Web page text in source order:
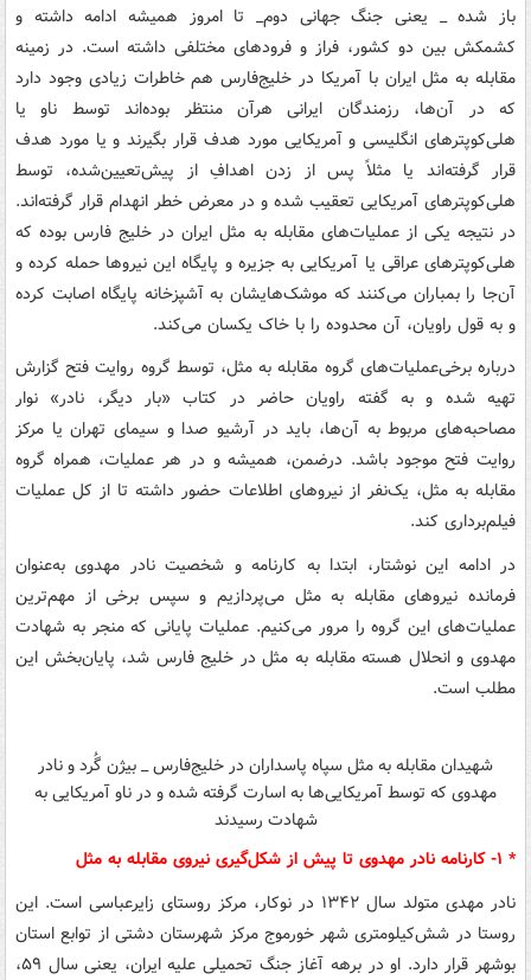
باز شده _ یعنی جنگ جهانی دوم_ تا امروز همیشه ادامه داشته و
کشمکش بین دو کشور، فراز و فرودهای مختلفی داشته است. در زمینه
مقابله به مثل ایران با آمریکا در خلیج‌فارس هم خاطرات زیادی وجود دارد
که در آن‌ها، رزمندگان ایرانی هرآن منتظر بوده‌اند توسط ناو یا
هلی‌کوپترهای انگلیسی و آمریکایی مورد هدف قرار بگیرند و یا مورد هدف
قرار گرفته‌اند یا مثلاً پس از زدن اهدافِ از پیش‌تعیین‌شده، توسط
هلی‌کوپترهای آمریکایی تعقیب شده و در معرض خطر انهدام قرار گرفته‌اند.
در نتیجه یکی از عملیات‌های مقابله به مثل ایران در خلیج فارس بوده که
هلی‌کوپترهای عراقی یا آمریکایی به جزیره و پایگاه این نیروها حمله کرده و
آن‌جا را بمباران می‌کنند که موشک‌هایشان به آشپزخانه پایگاه اصابت کرده
و به قول راویان، آن محدوده را با خاک یکسان می‌کند.
درباره برخی‌عملیات‌های گروه مقابله به مثل، توسط گروه روایت فتح گزارش
تهیه شده و به گفته راویان حاضر در کتاب «بار دیگر، نادر» نوار
مصاحبه‌های مربوط به آن‌ها، باید در آرشیو صدا و سیمای تهران یا مرکز
روایت فتح موجود باشد. درضمن، همیشه و در هر عملیات، همراه گروه
مقابله به مثل، یک‌نفر از نیروهای اطلاعات حضور داشته تا از کل عملیات
فیلم‌برداری کند.
در ادامه این نوشتار، ابتدا به کارنامه و شخصیت نادر مهدوی به‌عنوان
فرمانده نیروهای مقابله به مثل می‌پردازیم و سپس برخی از مهم‌ترین
عملیات‌های این گروه را مرور می‌کنیم. عملیات پایانی که منجر به شهادت
مهدوی و انحلال هسته مقابله به مثل در خلیج فارس شد، پایان‌بخش این
مطلب است.
شهیدان مقابله به مثل سپاه پاسداران در خلیج‌فارس _ بیژن گُرد و نادر
مهدوی که توسط آمریکایی‌ها به اسارت گرفته شده و در ناو آمریکایی به
شهادت رسیدند
* ۱- کارنامه نادر مهدوی تا پیش از شکل‌گیری نیروی مقابله به مثل
نادر مهدی متولد سال ۱۳۴۲ در نوکار، مرکز روستای زایرعباسی است. این
روستا در شش‌کیلومتری شهر خورموج مرکز شهرستان دشتی از توابع استان
بوشهر قرار دارد. او در برهه آغاز جنگ تحمیلی علیه ایران، یعنی سال ۵۹،